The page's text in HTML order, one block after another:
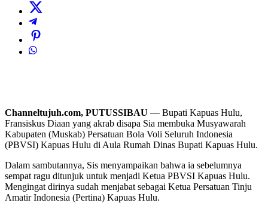
Channeltujuh.com, PUTUSSIBAU — Bupati Kapuas Hulu,
Fransiskus Diaan yang akrab disapa Sia membuka Musyawarah
Kabupaten (Muskab) Persatuan Bola Voli Seluruh Indonesia
(PBVSI) Kapuas Hulu di Aula Rumah Dinas Bupati Kapuas Hulu.
Dalam sambutannya, Sis menyampaikan bahwa ia sebelumnya
sempat ragu ditunjuk untuk menjadi Ketua PBVSI Kapuas Hulu.
Mengingat dirinya sudah menjabat sebagai Ketua Persatuan Tinju
Amatir Indonesia (Pertina) Kapuas Hulu.